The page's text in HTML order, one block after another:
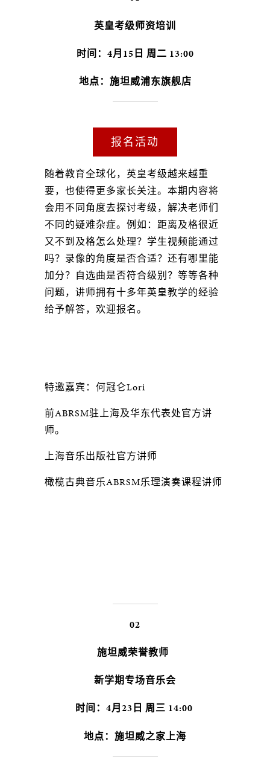
英皇考级师资培训
时间：4月15日 周二 13:00
地点：施坦威浦东旗舰店
报名活动
随着教育全球化，英皇考级越来越重
要，也使得更多家长关注。本期内容将
会用不同角度去探讨考级，解决老师们
不同的疑难杂症。例如：距离及格很近
又不到及格怎么处理？学生视频能通过
吗？录像的角度是否合适？还有哪里能
加分？自选曲是否符合级别？等等各种
问题，讲师拥有十多年英皇教学的经验
给予解答，欢迎报名。
特邀嘉宾：何冠仑Lori
前ABRSM驻上海及华东代表处官方讲
师。
上海音乐出版社官方讲师
橄榄古典音乐ABRSM乐理演奏课程讲师
02
施坦威荣誉教师
新学期专场音乐会
时间：4月23日 周三 14:00
地点：施坦威之家上海